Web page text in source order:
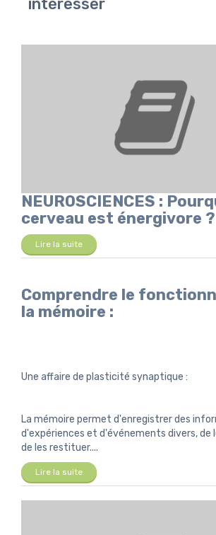
intéresser
NEUROSCIENCES :
cerveau est énergivore ?
Lire la suite
Comprendre le
la mémoire :
Une affaire de plasticité synaptique :
La mémoire permet d'enregistrer des
d'expériences et d'événements divers, de
de les restituer....
Lire la suite